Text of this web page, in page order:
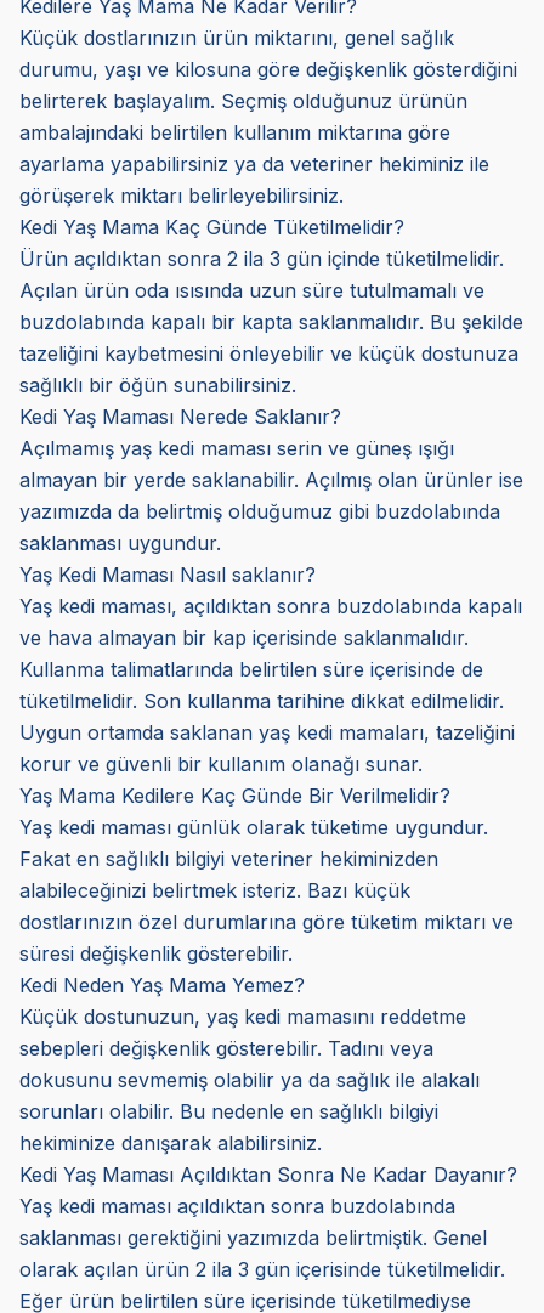
Kedilere Yaş Mama Ne Kadar Verilir?
Küçük dostlarınızın ürün miktarını, genel sağlık
durumu, yaşı ve kilosuna göre değişkenlik gösterdiğini
belirterek başlayalım. Seçmiş olduğunuz ürünün
ambalajındaki belirtilen kullanım miktarına göre
ayarlama yapabilirsiniz ya da veteriner hekiminiz ile
görüşerek miktarı belirleyebilirsiniz.
Kedi Yaş Mama Kaç Günde Tüketilmelidir?
Ürün açıldıktan sonra 2 ila 3 gün içinde tüketilmelidir.
Açılan ürün oda ısısında uzun süre tutulmamalı ve
buzdolabında kapalı bir kapta saklanmalıdır. Bu şekilde
tazeliğini kaybetmesini önleyebilir ve küçük dostunuza
sağlıklı bir öğün sunabilirsiniz.
Kedi Yaş Maması Nerede Saklanır?
Açılmamış yaş kedi maması serin ve güneş ışığı
almayan bir yerde saklanabilir. Açılmış olan ürünler ise
yazımızda da belirtmiş olduğumuz gibi buzdolabında
saklanması uygundur.
Yaş Kedi Maması Nasıl saklanır?
Yaş kedi maması, açıldıktan sonra buzdolabında kapalı
ve hava almayan bir kap içerisinde saklanmalıdır.
Kullanma talimatlarında belirtilen süre içerisinde de
tüketilmelidir. Son kullanma tarihine dikkat edilmelidir.
Uygun ortamda saklanan yaş kedi mamaları, tazeliğini
korur ve güvenli bir kullanım olanağı sunar.
Yaş Mama Kedilere Kaç Günde Bir Verilmelidir?
Yaş kedi maması günlük olarak tüketime uygundur.
Fakat en sağlıklı bilgiyi veteriner hekiminizden
alabileceğinizi belirtmek isteriz. Bazı küçük
dostlarınızın özel durumlarına göre tüketim miktarı ve
süresi değişkenlik gösterebilir.
Kedi Neden Yaş Mama Yemez?
Küçük dostunuzun, yaş kedi mamasını reddetme
sebepleri değişkenlik gösterebilir. Tadını veya
dokusunu sevmemiş olabilir ya da sağlık ile alakalı
sorunları olabilir. Bu nedenle en sağlıklı bilgiyi
hekiminize danışarak alabilirsiniz.
Kedi Yaş Maması Açıldıktan Sonra Ne Kadar Dayanır?
Yaş kedi maması açıldıktan sonra buzdolabında
saklanması gerektiğini yazımızda belirtmiştik. Genel
olarak açılan ürün 2 ila 3 gün içerisinde tüketilmelidir.
Eğer ürün belirtilen süre içerisinde tüketilmediyse